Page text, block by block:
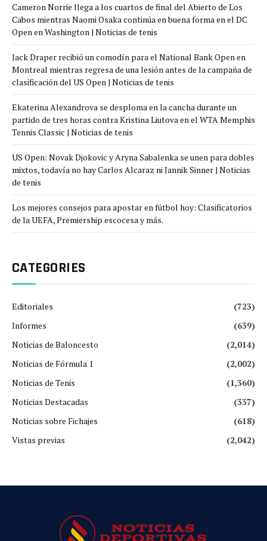
Cameron Norrie llega a los cuartos de final del Abierto de Los
Cabos mientras Naomi Osaka continúa en buena forma en el DC
Open en Washington | Noticias de tenis
Jack Draper recibió un comodín para el National Bank Open en
Montreal mientras regresa de una lesión antes de la campaña de
clasificación del US Open | Noticias de tenis
Ekaterina Alexandrova se desploma en la cancha durante un
partido de tres horas contra Kristina Liutova en el WTA Memphis
Tennis Classic | Noticias de tenis
US Open: Novak Djokovic y Aryna Sabalenka se unen para dobles
mixtos, todavía no hay Carlos Alcaraz ni Jannik Sinner | Noticias
de tenis
Los mejores consejos para apostar en fútbol hoy: Clasificatorios
de la UEFA, Premiership escocesa y más.
CATEGORIES
Editoriales
(723)
Informes
(639)
Noticias de Baloncesto
(2,014)
Noticias de Fórmula 1
(2,002)
Noticias de Tenis
(1,360)
Noticias Destacadas
(337)
Noticias sobre Fichajes
(618)
Vistas previas
(2,042)